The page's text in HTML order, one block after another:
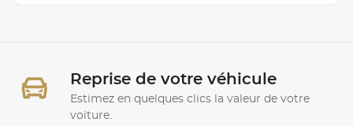
Reprise de votre véhicule
Estimez en quelques clics la valeur de votre
voiture.